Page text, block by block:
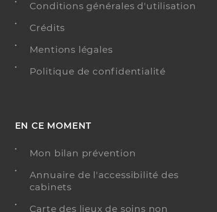
Conditions générales d'utilisation
Crédits
Mentions légales
Politique de confidentialité
EN CE MOMENT
Mon bilan prévention
Annuaire de l'accessibilité des
cabinets
Carte des lieux de soins non